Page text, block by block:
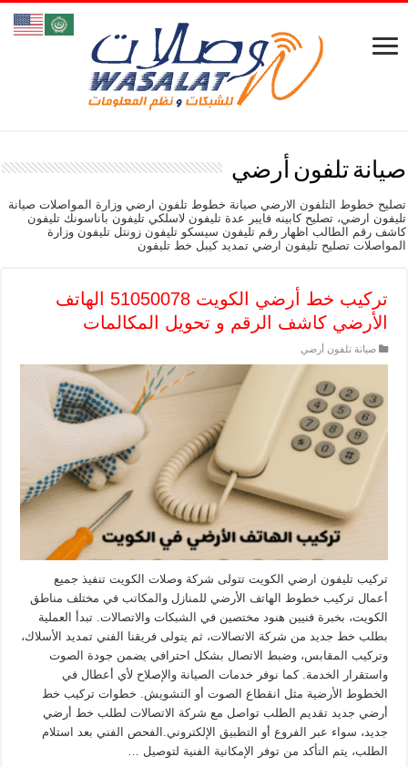
صيانة تلفون أرضي
تصليح خطوط التلفون الارضي صيانة خطوط تلفون ارضي وزارة المواصلات صيانة
تليفون ارضي، تصليح كابينه فايبر عدة تليفون لاسلكي تليفون باناسونك تليفون
كاشف رقم الطالب اظهار رقم تليفون سيسكو تليفون زونتل تليفون وزارة
المواصلات تصليح تليفون ارضي تمديد كيبل خط تليفون
تركيب خط أرضي الكويت 51050078 الهاتف
الأرضي كاشف الرقم و تحويل المكالمات
صيانة تلفون أرضي
تركيب تليفون ارضي الكويت تتولى شركة وصلات الكويت تنفيذ جميع
أعمال تركيب خطوط الهاتف الأرضي للمنازل والمكاتب في مختلف مناطق
الكويت، بخبرة فنيين هنود مختصين في الشبكات والاتصالات. تبدأ العملية
بطلب خط جديد من شركة الاتصالات، ثم يتولى فريقنا الفني تمديد الأسلاك،
وتركيب المقابس، وضبط الاتصال بشكل احترافي يضمن جودة الصوت
واستقرار الخدمة. كما نوفر خدمات الصيانة والإصلاح لأي أعطال في
الخطوط الأرضية مثل انقطاع الصوت أو التشويش. خطوات تركيب خط
أرضي جديد تقديم الطلب تواصل مع شركة الاتصالات لطلب خط أرضي
جديد، سواء عبر الفروع أو التطبيق الإلكتروني.الفحص الفني بعد استلام
الطلب، يتم التأكد من توفر الإمكانية الفنية لتوصيل …